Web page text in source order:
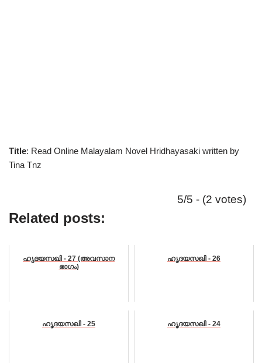
Title: Read Online Malayalam Novel Hridhayasaki written by
Tina Tnz
5/5 - (2 votes)
Related posts:
ഹൃദയസഖി - 27 (അവസാന
ഭാഗം)
ഹൃദയസഖി - 26
ഹൃദയസഖി - 25 ഹൃദയസഖി - 24